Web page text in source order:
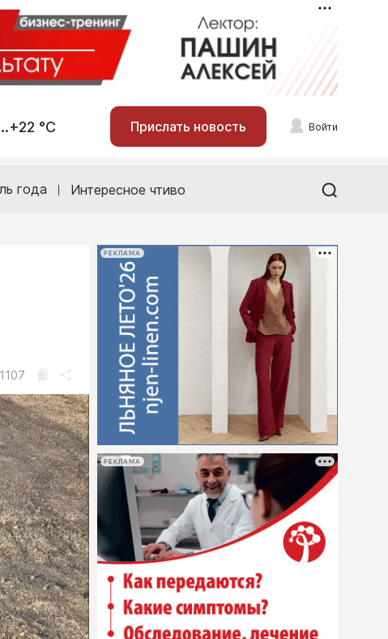
°С Прислать новость Войти
года Интересное чтиво
1107
РЕКЛАМА
РЕКЛАМА